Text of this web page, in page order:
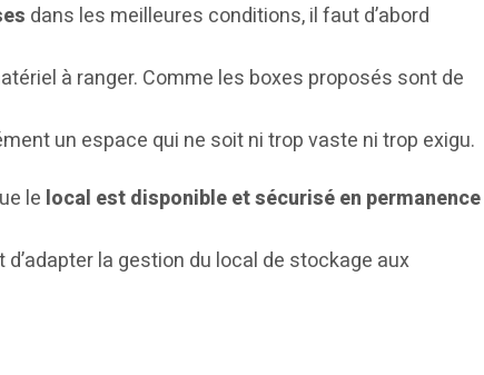
dans les meilleures conditions, il faut d’abord
à ranger. Comme les boxes proposés sont de
un espace qui ne soit ni trop vaste ni trop exigu.
le local est disponible et sécurisé en permanence
la gestion du local de stockage aux